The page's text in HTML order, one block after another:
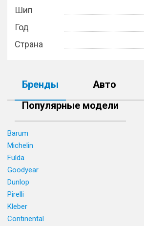
Шип
Год
Страна
Бренды
Авто
Популярные модели
Barum
Michelin
Fulda
Goodyear
Dunlop
Pirelli
Kleber
Continental